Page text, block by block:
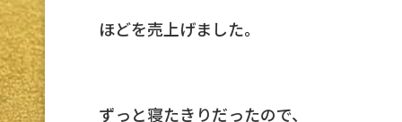
ほどを売上げました。
ずっと寝たきりだったので、